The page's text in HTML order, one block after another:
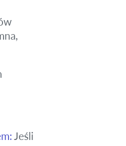
Jeśli